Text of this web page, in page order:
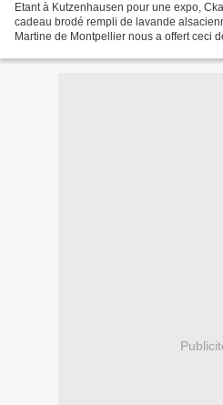
Etant à Kutzenhausen pour une expo,
cadeau brodé rempli de lavande
Martine de Montpellier nous a offert ceci